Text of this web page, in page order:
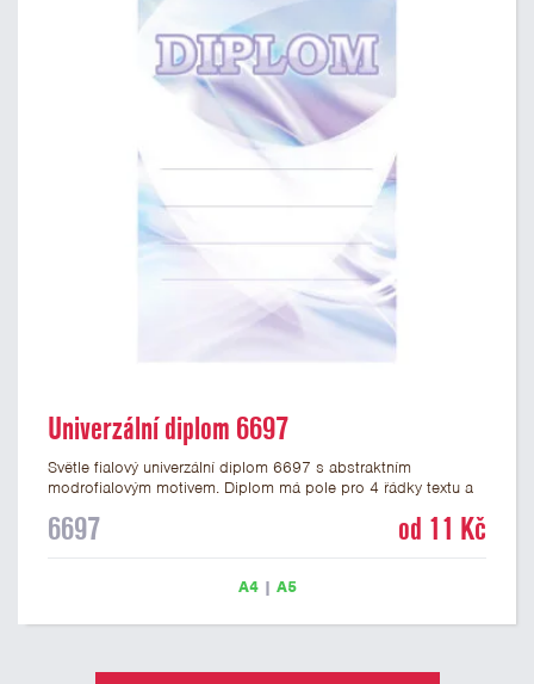
Univerzální diplom 6697
Světle fialový univerzální diplom 6697 s abstraktním
modrofialovým motivem. Diplom má pole pro 4 řádky textu a
ve formátu A4 a A5. Papírový diplom s univerzálním
6697 od 11 Kč
A4| A5